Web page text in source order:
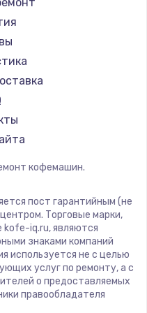
Bonamat
Vard
Tuvio
Carrera
Supra
кофемашин.
пост гарантийным (не
Торговые марки,
kofe-iq.ru, являются
знаками компаний
используется не с целью
услуг по ремонту, а с
о предоставляемых
правообладателя